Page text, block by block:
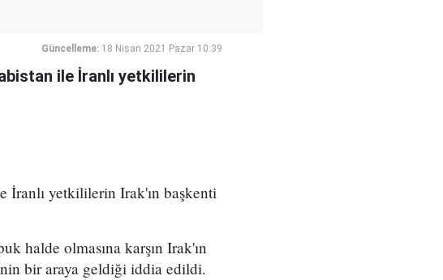
Güncelleme: 18 Nisan 2021 Pazar 10:39
ile İranlı yetkililerin
İranlı yetkililerin Irak'ın başkenti
halde olmasına karşın Irak'ın
bir araya geldiği iddia edildi.